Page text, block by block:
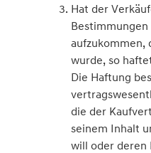
Hat der
Bestimmungen
aufzukommen,
wurde, so
Die Haftung
die der
seinem Inhalt
will oder deren